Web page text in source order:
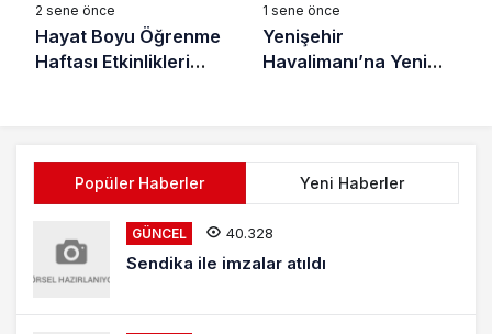
2 sene önce
Hayat Boyu Öğrenme
Haftası Etkinlikleri
1 sene önce
Yenişehir
Havalimanı’na Yeni
Popüler Haberler Yeni Haberler
GÜNCEL 40.328
Sendika ile imzalar atıldı